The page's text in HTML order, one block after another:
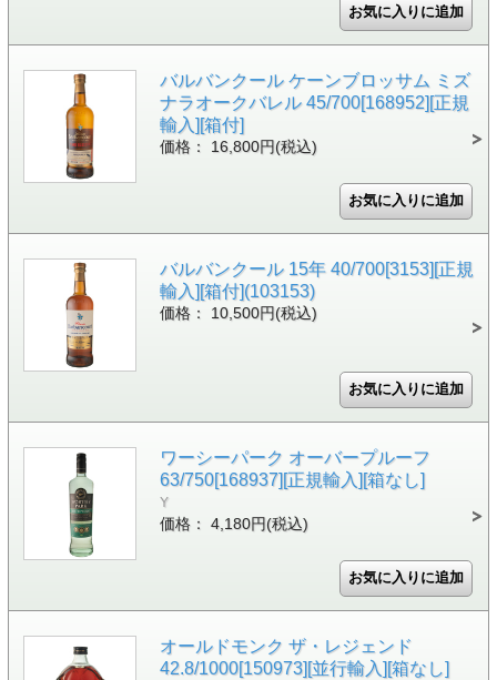
バルバンクール ケーンブロッサム ミズ
ナラオークバレル 45/700[168952][正規
輸入][箱付]
価格： 16,800円(税込)
バルバンクール 15年 40/700[3153][正規
輸入][箱付](103153)
価格： 10,500円(税込)
ワーシーパーク オーバープルーフ
63/750[168937][正規輸入][箱なし]
Y
価格： 4,180円(税込)
オールドモンク ザ・レジェンド
42.8/1000[150973][並行輸入][箱なし]